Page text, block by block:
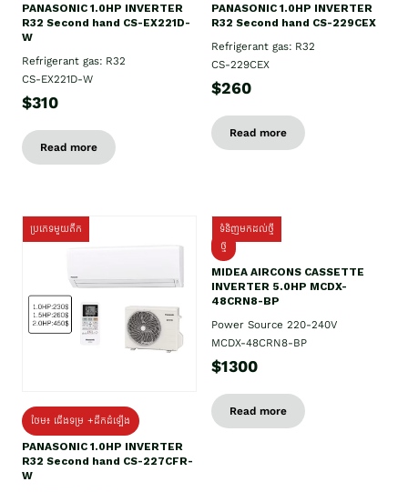
PANASONIC 1.0HP INVERTER
R32 Second hand CS-EX221D-
W
Refrigerant gas: R32
CS-EX221D-W
$310
Read more
PANASONIC 1.0HP INVERTER
R32 Second hand CS-229CEX
Refrigerant gas: R32
CS-229CEX
$260
Read more
ប្រភេទមួយតឹក
ថែម៖ ជើងទម្រ +ដឹកដំឡើង
PANASONIC 1.0HP INVERTER
R32 Second hand CS-227CFR-
W
ទំនិញមកដល់ថ្មី
ថ្មី
MIDEA AIRCONS CASSETTE
INVERTER 5.0HP MCDX-
48CRN8-BP
Power Source 220-240V
MCDX-48CRN8-BP
$1300
Read more